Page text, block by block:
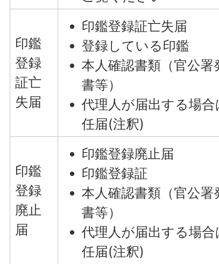
印鑑
登録
証亡
失届
印鑑登録証亡失届
登録している印鑑
本人確認書類（官公署
書等）
代理人が届出する場
任届(注釈)
印鑑
登録
廃止
届
印鑑登録廃止届
印鑑登録証
本人確認書類（官公署
書等）
代理人が届出する場
任届(注釈)